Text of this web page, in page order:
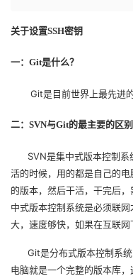
页
开
发
我
的
博
客
我
的
论
坛
我
的
圈
我
的
我
关于设置SSH密钥
一：Git是什么？
Git是目前世界上最先进
二：SVN与Git的最主要的区别
SVN是集中式版本控制
活的时候，用的都是自己的
的版本，然后干活，干完后
中式版本控制系统是必须联
大，速度够快，如果在互联网
Git是分布式版本控制系
电脑就是一个完整的版本库